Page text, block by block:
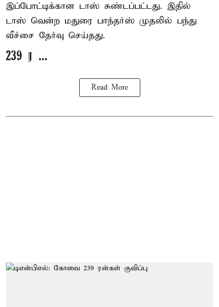
இப்போட்டிக்கான டாஸ் சுண்டப்பட்டது. இதில்
டாஸ் வென்ற மதுரை பாந்தர்ஸ் முதலில் பந்து
வீச்சை தேர்வு செய்தது.
239 ர ...
Read More